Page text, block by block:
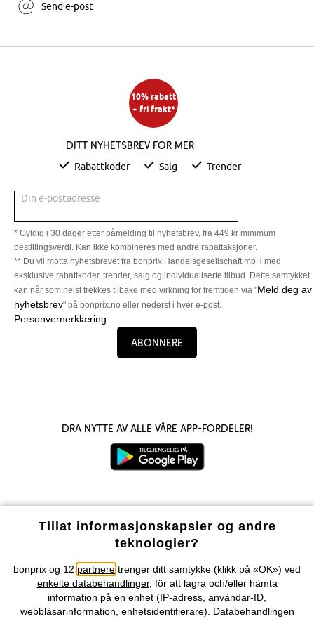
Send e-post
10% rabatt
+ fri frakt*
Ditt nyhetsbrev for mer
Rabattkoder Salg Trender
Din e-postadresse
* Gyldig i 30 dager etter påmelding til nyhetsbrev, fra 449 kr minimum
bestillingsverdi. Kan ikke kombineres med andre rabattaksjoner.
** Du vil motta nyhetsbrevet fra bonprix Handelsgesellschaft mbH med
eksklusive rabattkoder, trender, salg og individualiserte tilbud. Dette samtykket
kan når som helst trekkes tilbake med virkning for fremtiden via "Meld deg av
nyhetsbrev" på bonprix.no eller nederst i hver e-post.
Personvernerklæring
Abonnere
Dra nytte av alle våre app-fordeler!
Våre betalingsalternativer
Vårt tilbud
Tillat informasjonskapsler og andre
teknologier?
bonprix og 12 partnere trenger ditt samtykke (klikk på «OK») ved
enkelte databehandlinger, för att lagra och/eller hämta
information på en enhet (IP-adress, användar-ID,
webbläsarinformation, enhetsidentifierare). Databehandlingen